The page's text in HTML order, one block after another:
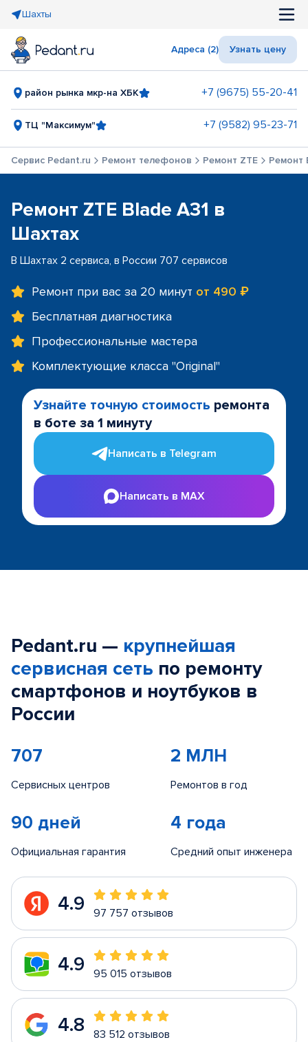
Шахты
Адреса (2) Узнать цену
район рынка мкр-на ХБК +7 (9675) 55-20-41
ТЦ "Максимум" +7 (9582) 95-23-71
Сервис Pedant.ru Ремонт телефонов Ремонт ZTE Ремонт
Ремонт ZTE Blade A31 в
Шахтах
В Шахтах 2 сервиса, в России 707 сервисов
Ремонт при вас за 20 минут от 490 ₽
Бесплатная диагностика
Профессиональные мастера
Комплектующие класса "Original"
Узнайте точную стоимость ремонта
в боте за 1 минуту
Написать в Telegram
Написать в MAX
Pedant.ru — крупнейшая
сервисная сеть по ремонту
смартфонов и ноутбуков в
России
707
Сервисных центров
2 МЛН
Ремонтов в год
90 дней
Официальная гарантия
4 года
Средний опыт инженера
4.9 97 757 отзывов
4.9 95 015 отзывов
4.8 83 512 отзывов